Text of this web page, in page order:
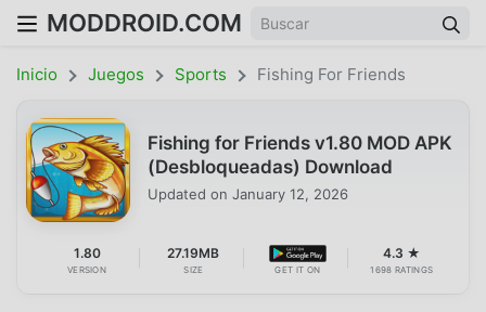
MODDROID.COM
Inicio Juegos Sports Fishing For Friends
Fishing for Friends v1.80 MOD APK
(Desbloqueadas) Download
Updated on January 12, 2026
1.80
VERSION
27.19MB
SIZE GET IT ON
4.3 ★
1698 RATINGS